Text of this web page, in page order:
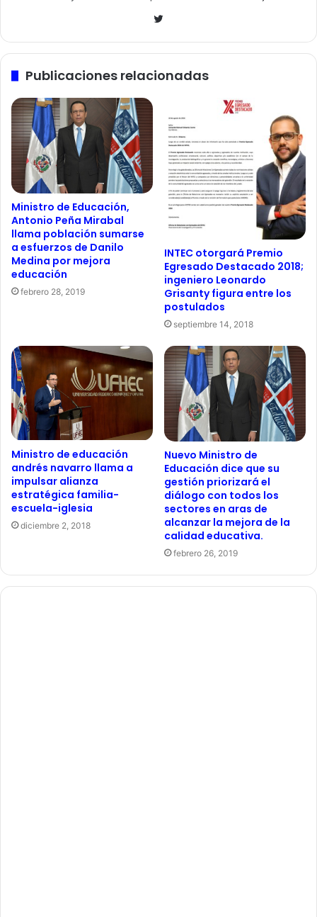
Twitter
Publicaciones relacionadas
Ministro de Educación,
Antonio Peña Mirabal
llama población sumarse
a esfuerzos de Danilo
Medina por mejora
educación
febrero 28, 2019
INTEC otorgará Premio
Egresado Destacado 2018;
ingeniero Leonardo
Grisanty figura entre los
postulados
septiembre 14, 2018
Ministro de educación
andrés navarro llama a
impulsar alianza
estratégica familia-
escuela-iglesia
diciembre 2, 2018
Nuevo Ministro de
Educación dice que su
gestión priorizará el
diálogo con todos los
sectores en aras de
alcanzar la mejora de la
calidad educativa.
febrero 26, 2019